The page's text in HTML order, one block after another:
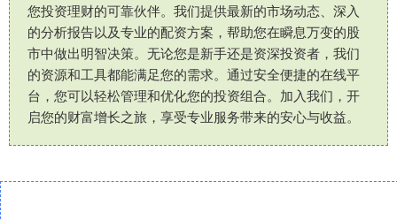
您投资理财的可靠伙伴。我们提供最新的市场动态、深入
的分析报告以及专业的配资方案，帮助您在瞬息万变的股
市中做出明智决策。无论您是新手还是资深投资者，我们
的资源和工具都能满足您的需求。通过安全便捷的在线平
台，您可以轻松管理和优化您的投资组合。加入我们，开
启您的财富增长之旅，享受专业服务带来的安心与收益。